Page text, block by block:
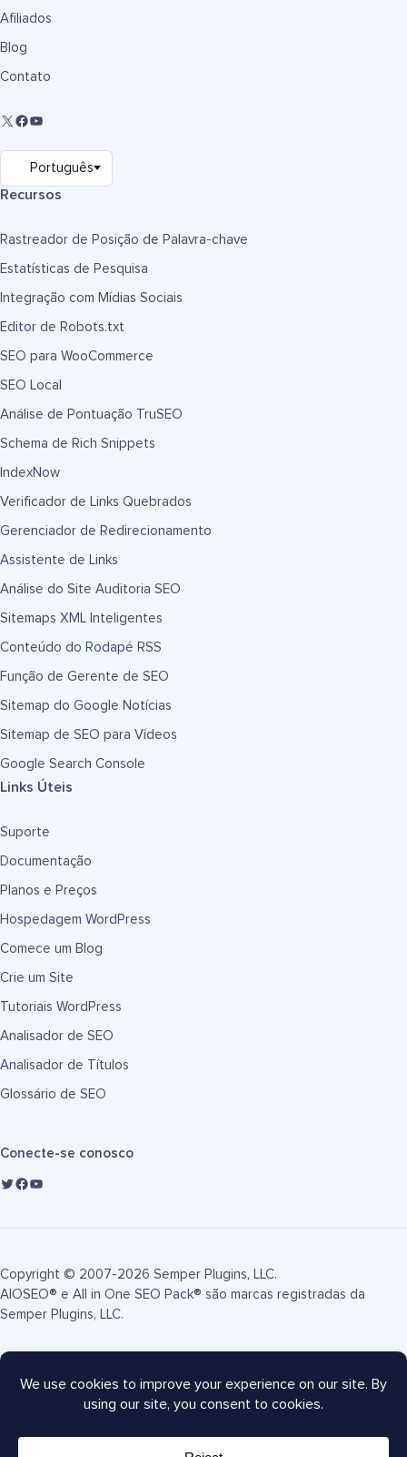
Afiliados
Blog
Contato
Recursos
Rastreador de Posição de Palavra-chave
Estatísticas de Pesquisa
Integração com Mídias Sociais
Editor de Robots.txt
SEO para WooCommerce
SEO Local
Análise de Pontuação TruSEO
Schema de Rich Snippets
IndexNow
Verificador de Links Quebrados
Gerenciador de Redirecionamento
Assistente de Links
Análise do Site Auditoria SEO
Sitemaps XML Inteligentes
Conteúdo do Rodapé RSS
Função de Gerente de SEO
Sitemap do Google Notícias
Sitemap de SEO para Vídeos
Google Search Console
Links Úteis
Suporte
Documentação
Planos e Preços
Hospedagem WordPress
Comece um Blog
Crie um Site
Tutoriais WordPress
Analisador de SEO
Analisador de Títulos
Glossário de SEO
Conecte-se conosco
Copyright © 2007-2026 Semper Plugins, LLC.
AIOSEO® e All in One SEO Pack® são marcas registradas da
Semper Plugins, LLC.
Termos de Serviço
Mapa do site
Cupom AIOSEO